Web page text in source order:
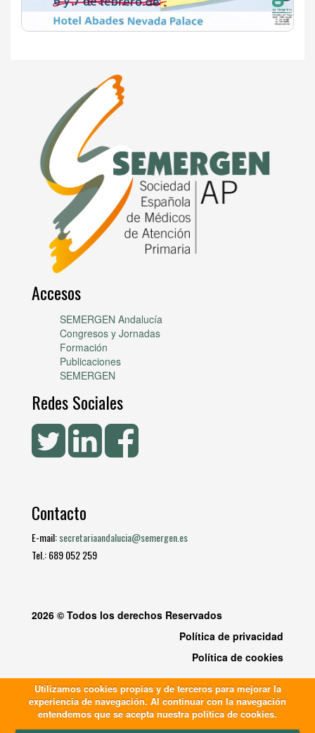
Accesos
SEMERGEN Andalucía
Congresos y Jornadas
Formación
Publicaciones
SEMERGEN
Redes Sociales
Contacto
E-mail:secretariaandalucia@semergen.es
Tel.: 689 052 259
2026 © Todos los derechos Reservados
Política de privacidad
Política de cookies
Utilizamos cookies propias y de terceros para mejorar la
experiencia de navegación. Al continuar con la navegación
entendemos que se acepta nuestra política de cookies.